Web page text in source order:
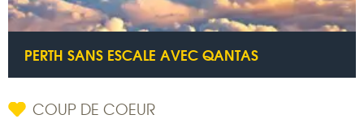
PERTH SANS ESCALE AVEC QANTAS
COUP DE COEUR